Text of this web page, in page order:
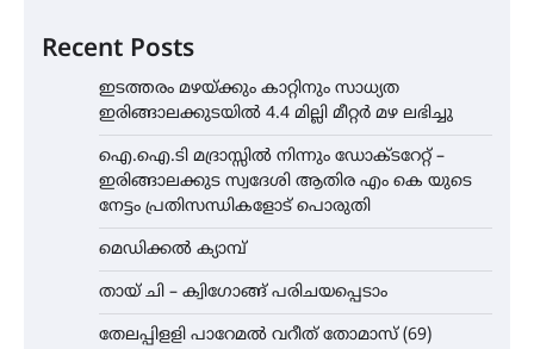
Recent Posts
ഇടത്തരം മഴയ്ക്കും കാറ്റിനും സാധ്യത
ഇരിങ്ങാലക്കുടയിൽ 4.4 മില്ലി മീറ്റർ മഴ ലഭിച്ചു
ഐ.ഐ.ടി മദ്രാസ്സിൽ നിന്നും ഡോക്ടറേറ്റ് –
ഇരിങ്ങാലക്കുട സ്വദേശി ആതിര എം കെ യുടെ
നേട്ടം പ്രതിസന്ധികളോട് പൊരുതി
മെഡിക്കൽ ക്യാമ്പ്
തായ് ചി – ക്വിഗോങ്ങ് പരിചയപ്പെടാം
തേലപ്പിളളി പാറേമൽ വറീത് തോമാസ് (69)